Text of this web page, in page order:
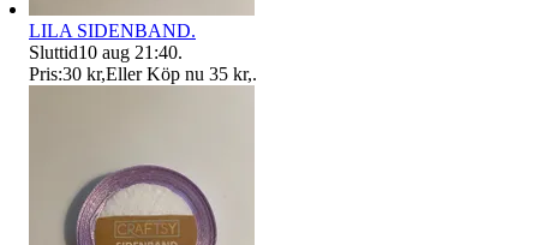
LILA SIDENBAND.
Sluttid10 aug 21:40.
Pris:30 kr,Eller Köp nu 35 kr,.